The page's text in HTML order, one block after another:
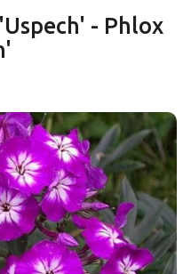
- Phlox